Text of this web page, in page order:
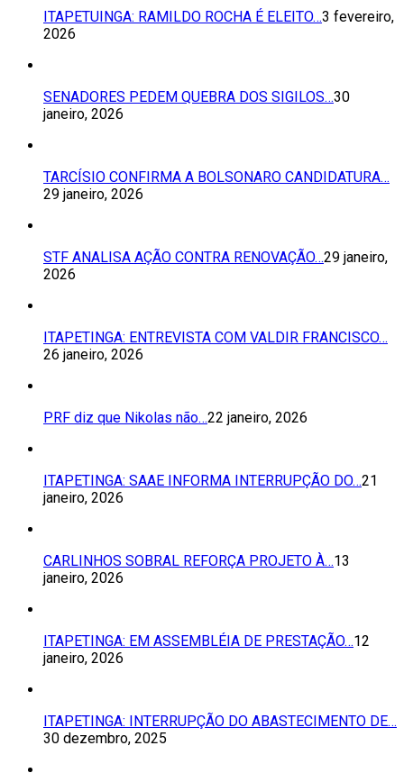
ITAPETUINGA: RAMILDO ROCHA É ELEITO…3 fevereiro,
2026
SENADORES PEDEM QUEBRA DOS SIGILOS…30
janeiro, 2026
TARCÍSIO CONFIRMA A BOLSONARO CANDIDATURA…
29 janeiro, 2026
STF ANALISA AÇÃO CONTRA RENOVAÇÃO…29 janeiro,
2026
ITAPETINGA: ENTREVISTA COM VALDIR FRANCISCO…
26 janeiro, 2026
PRF diz que Nikolas não…22 janeiro, 2026
ITAPETINGA: SAAE INFORMA INTERRUPÇÃO DO…21
janeiro, 2026
CARLINHOS SOBRAL REFORÇA PROJETO À…13
janeiro, 2026
ITAPETINGA: EM ASSEMBLÉIA DE PRESTAÇÃO…12
janeiro, 2026
ITAPETINGA: INTERRUPÇÃO DO ABASTECIMENTO DE…
30 dezembro, 2025